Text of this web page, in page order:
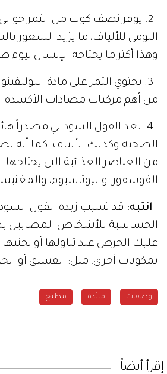
اليومي للألياف، ما يزيد الشعور
وهذا أكثر ما يحتاجه الإنسان
3. يحتوي التمر على مادة
من أهم مركبات مضادات الأكسدة
4. يعد الفول السوداني مصدراً
الصحية وكذلك الألياف، كما أنه
من العناصر الغذائية التي
الفوسفور، والبوتاسيوم،
انتبه: قد تسبب زبدة الفول
الحساسية للأشخاص المصابين
عليك الحرص عند تناولها أو تجنبها
بمكونات أخرى، مثل: الفستق أو
وصفات مائدة مطبخ
إقرأ أيضاً